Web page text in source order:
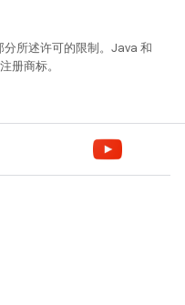
分所述许可的限制。Java 和
册商标。